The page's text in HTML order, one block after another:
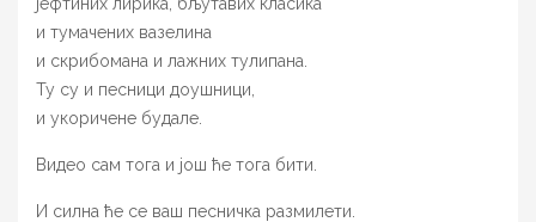
и тумачених вазелина
и скрибомана и лажних тулипана.
Ту су и песници доушници,
и укоричене будале.
Видео сам тога и још ће тога бити.
И силна ће се ваш песничка размилети.